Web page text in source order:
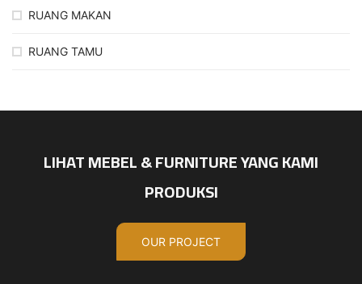
RUANG MAKAN
RUANG TAMU
LIHAT MEBEL & FURNITURE YANG KAMI
PRODUKSI
OUR PROJECT